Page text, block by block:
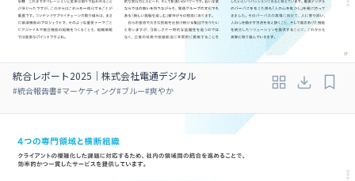
統合レポート2025｜株式会社電通デジタル
#統合報告書#マーケティング#ブルー#爽やか